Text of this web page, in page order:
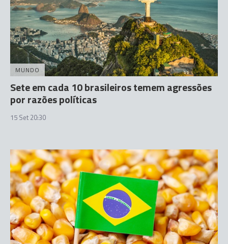
MUNDO
Sete em cada 10 brasileiros temem agressões
por razões políticas
15 Set 20:30